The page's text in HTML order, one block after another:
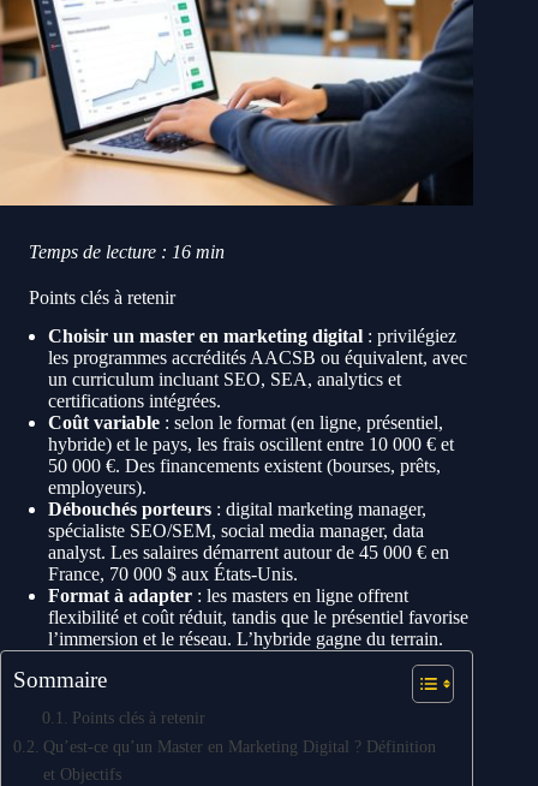
Temps de lecture : 16 min
Points clés à retenir
Choisir un master en marketing digital : privilégiez
les programmes accrédités AACSB ou équivalent, avec
un curriculum incluant SEO, SEA, analytics et
certifications intégrées.
Coût variable : selon le format (en ligne, présentiel,
hybride) et le pays, les frais oscillent entre 10 000 € et
50 000 €. Des financements existent (bourses, prêts,
employeurs).
Débouchés porteurs : digital marketing manager,
spécialiste SEO/SEM, social media manager, data
analyst. Les salaires démarrent autour de 45 000 € en
France, 70 000 $ aux États-Unis.
Format à adapter : les masters en ligne offrent
flexibilité et coût réduit, tandis que le présentiel favorise
l’immersion et le réseau. L’hybride gagne du terrain.
Sommaire
Points clés à retenir
Qu’est-ce qu’un Master en Marketing Digital ? Définition
et Objectifs